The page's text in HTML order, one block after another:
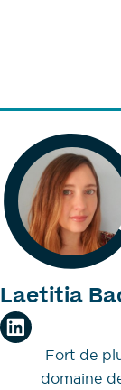
Laetitia
Fort de
domaine